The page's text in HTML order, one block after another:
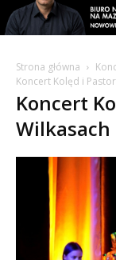
Strona główna
Koncert Kolęd i
Koncert
Wilkasach